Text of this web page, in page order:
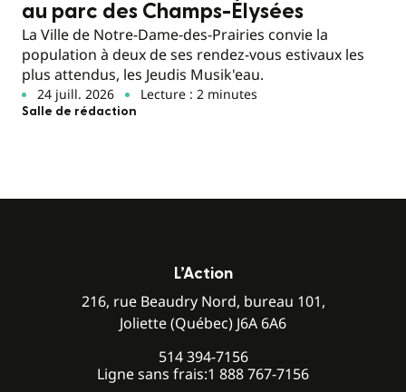
au parc des Champs-Élysées
La Ville de Notre-Dame-des-Prairies convie la
population à deux de ses rendez-vous estivaux les
plus attendus, les Jeudis Musik'eau.
24 juill. 2026 Lecture : 2 minutes
Salle de rédaction
L’Action
216, rue Beaudry Nord, bureau 101,
Joliette (Québec) J6A 6A6
514 394-7156
Ligne sans frais:1 888 767-7156